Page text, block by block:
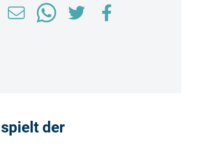
der